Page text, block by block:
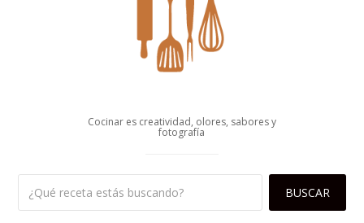
Cocinar es creatividad, olores, sabores y
fotografía